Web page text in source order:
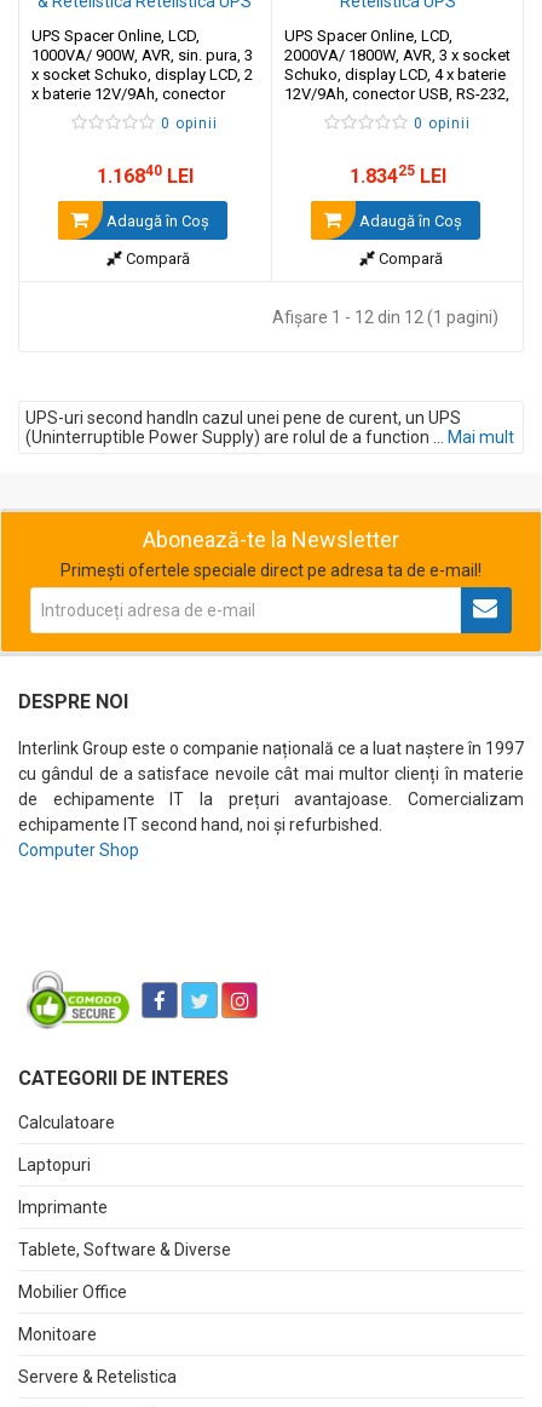
UPS Spacer Online, LCD,
1000VA/ 900W, AVR, sin. pura, 3
x socket Schuko, display LCD, 2
x baterie 12V/9Ah, conector
USB, RS-232, EPO, slot SNMP
0 opinii
1.16840LEI
Adaugă în Coş
Compară
UPS Spacer Online, LCD,
2000VA/ 1800W, AVR, 3 x socket
Schuko, display LCD, 4 x baterie
12V/9Ah, conector USB, RS-232,
EPO, slot SNMP
0 opinii
1.83425LEI
Adaugă în Coş
Compară
Afişare 1 - 12 din 12 (1 pagini)
UPS-uri second handIn cazul unei pene de curent, un UPS
(Uninterruptible Power Supply) are rolul de a function ...
Mai mult
Abonează-te la Newsletter
Primești ofertele speciale direct pe adresa ta de e-mail!
DESPRE NOI
Interlink Group este o companie națională ce a luat naștere în 1997
cu gândul de a satisface nevoile cât mai multor clienți în materie
de echipamente IT la prețuri avantajoase. Comercializam
echipamente IT second hand, noi și refurbished.
Computer Shop
CATEGORII DE INTERES
Calculatoare
Laptopuri
Imprimante
Tablete, Software & Diverse
Mobilier Office
Monitoare
Servere & Retelistica